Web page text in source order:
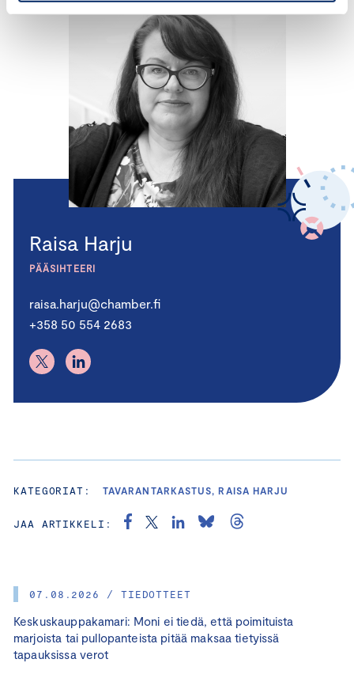
07.08.2026 / TIEDOTTEET
Keskuskauppakamari: Moni ei tiedä, että poimituista
marjoista tai pullopanteista pitää maksaa tietyissä
tapauksissa verot
Raisa Harju
PÄÄSIHTEERI
raisa.harju@chamber.fi
+358 50 554 2683
KATEGORIAT: TAVARANTARKASTUS, RAISA HARJU
JAA ARTIKKELI: